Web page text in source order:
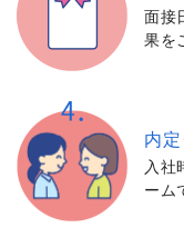
面接
果を
内
入社
ーム